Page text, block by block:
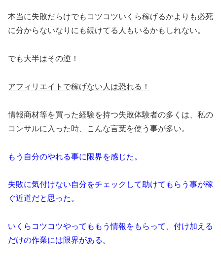
本当に失敗だらけでもコツコツいくら稼げるかよりも必死
に分からないなりにも続けてる人もいるかもしれない。
でも大半はその逆！
アフィリエイトで稼げない人は恐れる！
情報商材等を買った経験を持つ失敗体験者の多くは、私の
コンサルに入った時、こんな言葉を使う事が多い。
もう自分のやれる事に限界を感じた。
失敗に気付けない自分をチェックして助けてもらう事が稼
ぐ近道だと思った。
いくらコツコツやってももう情報をもらって、付け加える
だけの作業には限界がある。